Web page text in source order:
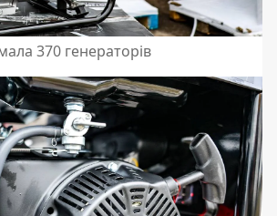
370 генераторів